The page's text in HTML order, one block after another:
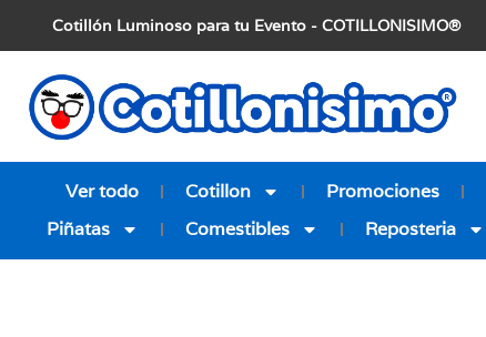
Cotillón Luminoso para tu Evento - COTILLONISIMO®
Ver todo Cotillon Promociones
Piñatas
Comestibles Reposteria